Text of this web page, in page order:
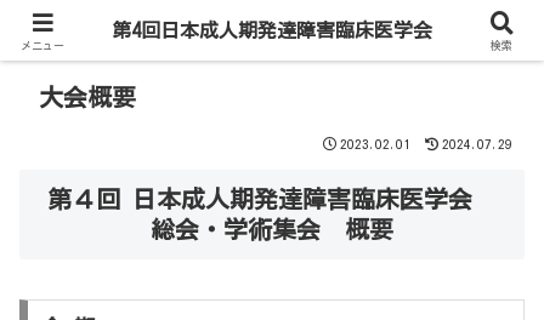
大会概要
2023.02.01 2024.07.29
第４回 日本成人期発達障害臨床医学会
総会・学術集会 概要
メニュー
第4回日本成人期発達障害臨床医学会
検索